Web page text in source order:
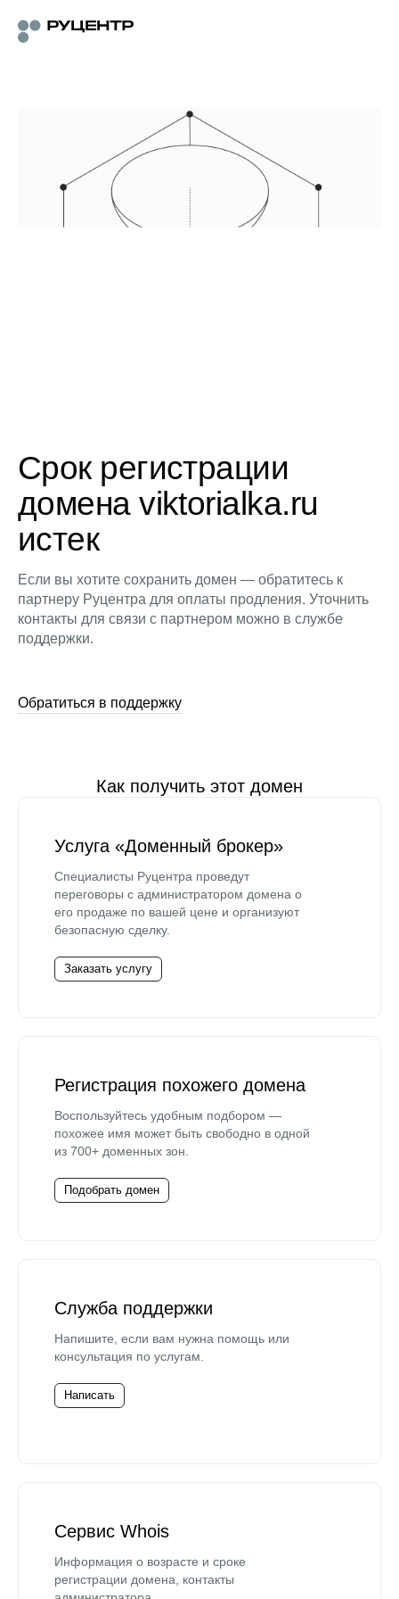
Срок регистрации
домена viktorialka.ru
истек
Если вы хотите сохранить домен — обратитесь к
партнеру Руцентра для оплаты продления. Уточнить
контакты для связи с партнером можно в службе
поддержки.
Обратиться в поддержку
Как получить этот домен
Услуга «Доменный брокер»
Специалисты Руцентра проведут
переговоры с администратором домена о
его продаже по вашей цене и организуют
безопасную сделку.
Заказать услугу
Регистрация похожего домена
Воспользуйтесь удобным подбором —
похожее имя может быть свободно в одной
из 700+ доменных зон.
Подобрать домен
Служба поддержки
Напишите, если вам нужна помощь или
консультация по услугам.
Написать
Сервис Whois
Информация о возрасте и сроке
регистрации домена, контакты